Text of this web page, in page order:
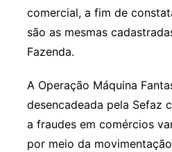
comercial, a fim de
são as mesmas
Fazenda.
A Operação Máquina
desencadeada pela Sefaz
a fraudes em comércios
por meio da